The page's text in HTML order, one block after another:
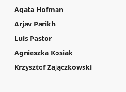
Agata Hofman
Arjav Parikh
Luis Pastor
Agnieszka Kosiak
Krzysztof Zajączkowski